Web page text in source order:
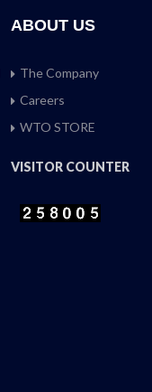
ABOUT US
The Company
Careers
WTO STORE
VISITOR COUNTER